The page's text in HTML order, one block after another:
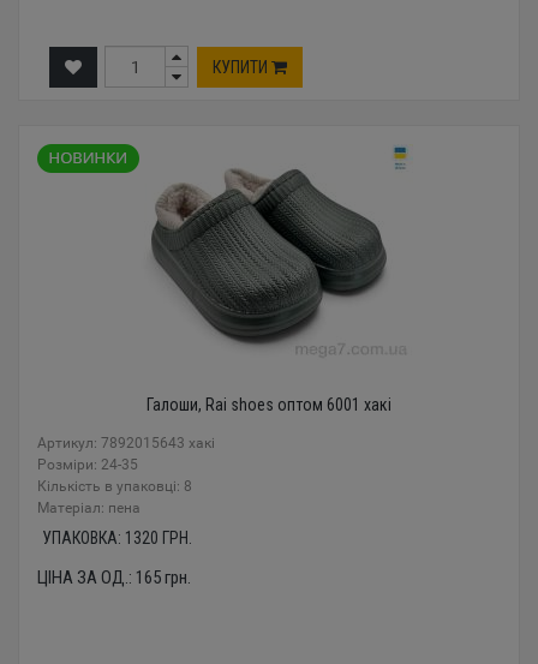
КУПИТИ
Галоши, Rai shoes оптом 6001 хакі
Артикул: 7892015643 хакі
Розміри: 24-35
Кількість в упаковці: 8
Mатеріал: пена
УПАКОВКА: 1320 ГРН.
ЦІНА ЗА ОД.: 165грн.